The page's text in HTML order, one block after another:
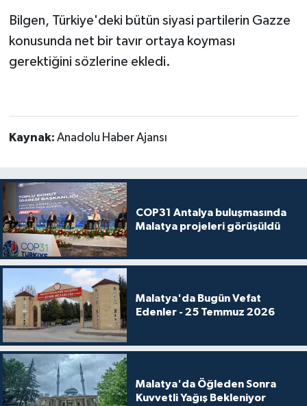
Bilgen, Türkiye'deki bütün siyasi partilerin Gazze
konusunda net bir tavır ortaya koyması
gerektiğini sözlerine ekledi.
Kaynak: Anadolu Haber Ajansı
COP31 Antalya buluşmasında
Malatya projeleri görüşüldü
Malatya'da Bugün Vefat
Edenler - 25 Temmuz 2026
Malatya'da Öğleden Sonra
Kuvvetli Yağış Bekleniyor